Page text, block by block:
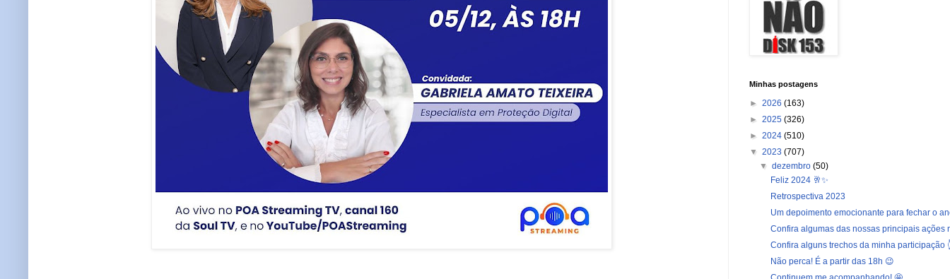
Minhas postagens
► 2026 (163)
► 2025 (326)
► 2024 (510)
▼ 2023 (707)
▼dezembro(50)
Feliz 2024 🥂✨
Retrospectiva 2023
Um depoimento emocionante para fechar o
Confira algumas das nossas principais ações
Confira alguns trechos da minha participação
Não perca! É a partir das 18h 😉